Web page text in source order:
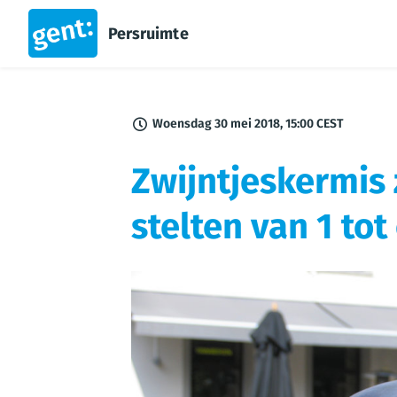
Persruimte
Woensdag 30 mei 2018, 15:00 CEST
Zwijntjeskermis
stelten van 1 tot